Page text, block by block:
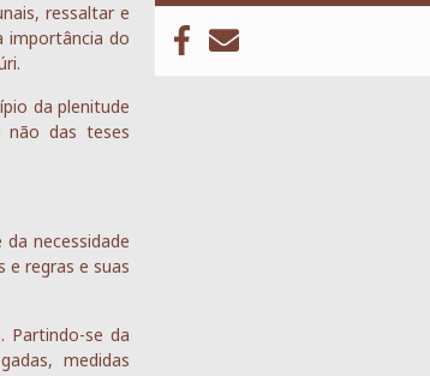
ressaltar e
importância do
da plenitude
não das teses
necessidade
e regras e suas
Partindo-se da
medidas